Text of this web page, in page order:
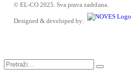
© EL-CO 2025. Sva prava zadržana.
Designed & developed by: